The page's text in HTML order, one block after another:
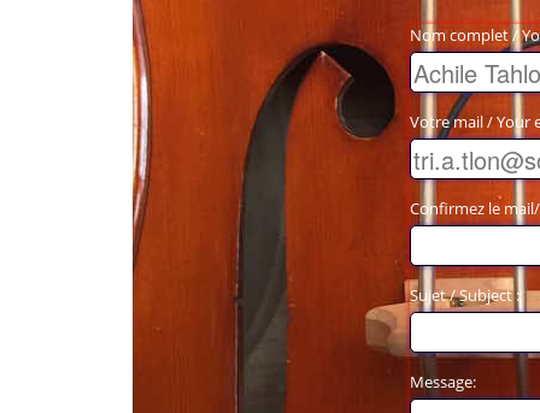
Nom complet /
Votre mail / Your
Confirmez le
Sujet / Subject :
Message: